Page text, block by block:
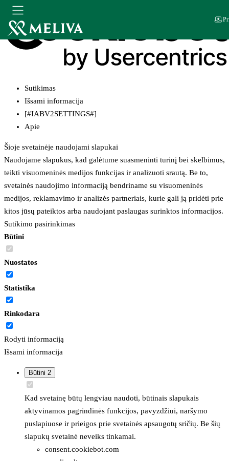
Sutikimas
Išsami informacija
[#IABV2SETTINGS#]
Apie
Šioje svetainėje naudojami slapukai
Naudojame slapukus, kad galėtume suasmeninti turinį bei skelbimus,
teikti visuomeninės medijos funkcijas ir analizuoti srautą. Be to,
svetainės naudojimo informaciją bendriname su visuomeninės
medijos, reklamavimo ir analizės partneriais, kurie gali ją pridėti prie
kitos jūsų pateiktos arba naudojant paslaugas surinktos informacijos.
Sutikimo pasirinkimas
Būtini
Nuostatos
Statistika
Rinkodara
Rodyti informaciją
Išsami informacija
Būtini 2
Kad svetainę būtų lengviau naudoti, būtinais slapukais
aktyvinamos pagrindinės funkcijos, pavyzdžiui, naršymo
puslapiuose ir prieigos prie svetainės apsaugotų sričių. Be šių
slapukų svetainė neveiks tinkamai.
consent.cookiebot.com